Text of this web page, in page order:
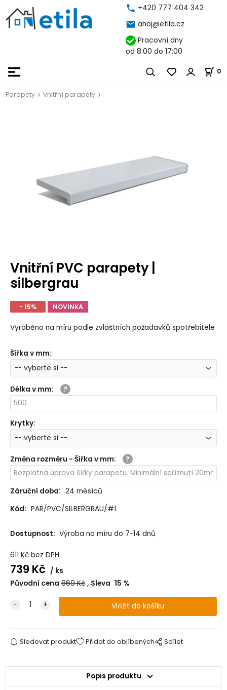
+420 777 404 342
ahoj@etila.cz
Pracovní dny
od 8:00 do 17:00
0
Parapety Vnitřní parapety
Vnitřní PVC parapety |
silbergrau
- 15% NOVINKA
Vyráběno na míru podle zvláštních požadavků spotřebitele
Šířka v mm:
Délka v mm:
Krytky:
Změna rozměru - Šířka v mm:
Záruční doba: 24 měsíců
Kód: PAR/PVC/SILBERGRAU/#1
Dostupnost: Výroba na míru do 7-14 dnů
611 Kč bez DPH
739 Kč
ks
Původní cena 869Kč Sleva 15 %
Sledovat produkt Přidat do oblíbených Sdílet
Popis produktu